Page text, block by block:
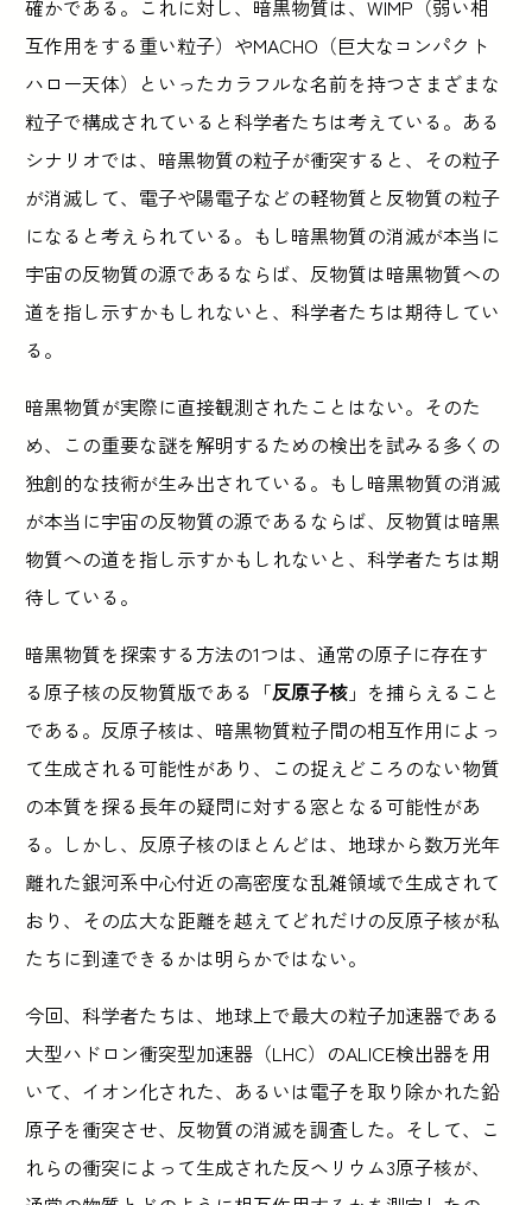
確かである。これに対し、暗黒物質は、WIMP（弱い相
互作用をする重い粒子）やMACHO（巨大なコンパクト
ハロー天体）といったカラフルな名前を持つさまざまな
粒子で構成されていると科学者たちは考えている。ある
シナリオでは、暗黒物質の粒子が衝突すると、その粒子
が消滅して、電子や陽電子などの軽物質と反物質の粒子
になると考えられている。もし暗黒物質の消滅が本当に
宇宙の反物質の源であるならば、反物質は暗黒物質への
道を指し示すかもしれないと、科学者たちは期待してい
る。
暗黒物質が実際に直接観測されたことはない。そのた
め、この重要な謎を解明するための検出を試みる多くの
独創的な技術が生み出されている。もし暗黒物質の消滅
が本当に宇宙の反物質の源であるならば、反物質は暗黒
物質への道を指し示すかもしれないと、科学者たちは期
待している。
暗黒物質を探索する方法の1つは、通常の原子に存在す
る原子核の反物質版である「反原子核 」を捕らえること
である。反原子核は、暗黒物質粒子間の相互作用によっ
て生成される可能性があり、この捉えどころのない物質
の本質を探る長年の疑問に対する窓となる可能性があ
る。しかし、反原子核のほとんどは、地球から数万光年
離れた銀河系中心付近の高密度な乱雑領域で生成されて
おり、その広大な距離を越えてどれだけの反原子核が私
たちに到達できるかは明らかではない。
今回、科学者たちは、地球上で最大の粒子加速器である
大型ハドロン衝突型加速器（LHC）のALICE検出器を用
いて、イオン化された、あるいは電子を取り除かれた鉛
原子を衝突させ、反物質の消滅を調査した。そして、こ
れらの衝突によって生成された反ヘリウム3原子核が、